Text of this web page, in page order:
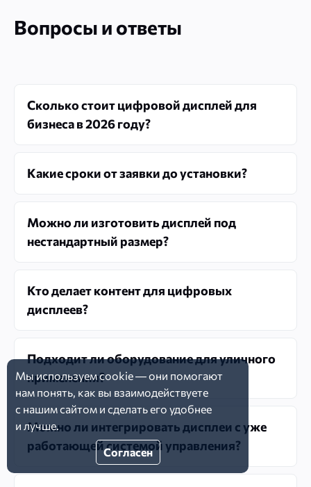
Вопросы и ответы
Сколько стоит цифровой дисплей для
бизнеса в 2026 году?
Какие сроки от заявки до установки?
Можно ли изготовить дисплей под
нестандартный размер?
Кто делает контент для цифровых
дисплеев?
Подходит ли оборудование для уличного
применения?
Можно ли интегрировать дисплеи с уже
работающей системой управления?
Мы используемcookie— они помогают
нам понять, как вы взаимодействуете
с нашимсайтом и сделатьего удобнее
и лучше.
Согласен